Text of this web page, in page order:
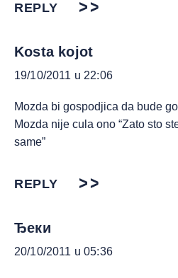
REPLY
Kosta kojot
19/10/2011 u 22:06
Mozda bi gospodjica da bude
Mozda nije cula ono “Zato sto
same”
REPLY
Ђеки
20/10/2011 u 05:36